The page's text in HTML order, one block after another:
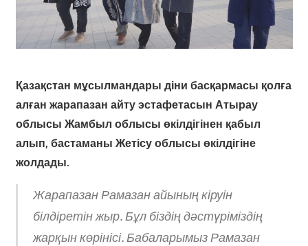
Қазақстан мұсылмандары діни басқармасы қолға
алған жарапазан айту эстафетасын Атырау
облысы Жамбыл облысы өкілдігінен қабыл
алып, бастаманы Жетісу облысы өкілдігіне
жолдады.
Жарапазан Рамазан айының кіруін
білдіретін жыр. Бұл біздің дәстүріміздің
жарқын көрінісі. Бабаларымыз Рамазан